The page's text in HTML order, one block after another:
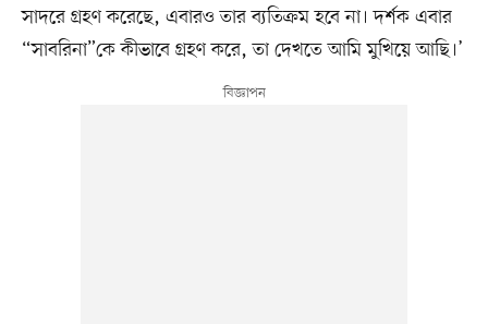
সাদরে গ্রহণ করেছে, এবারও তার ব্যতিক্রম হবে না। দর্শক এবার
“সাবরিনা”কে কীভাবে গ্রহণ করে, তা দেখতে আমি মুখিয়ে আছি।’